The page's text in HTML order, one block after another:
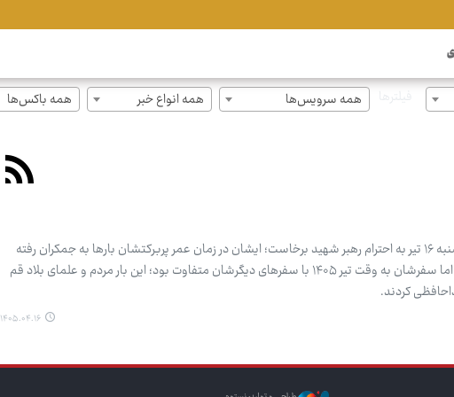
همه سرویس‌ها همه انواع خبر همه باکس‌ها
محمد علی بیگی: قم روز گذشته، سه‌شنبه ۱۶ تیر به احترام رهبر شهید برخاست؛ ایشان در زمان عمر پربرکتشان بارها به جمکران رفته
بودند و به دعا و راز و نیاز می‌پرداختند، اما سفرشان به وقت تیر ۱۴۰۵ با سفرهای دیگرشان متفاوت بود؛ این بار مردم و علمای بلاد قم
کردند.
۱۴۰۵.۰۴.۱۶